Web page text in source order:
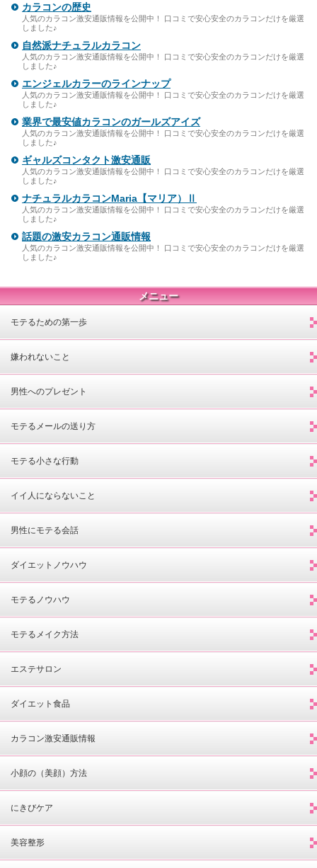
カラコンの歴史
人気のカラコン激安通販情報を公開中！ 口コミで安心安全のカラコンだけを厳選
しました♪
自然派ナチュラルカラコン
人気のカラコン激安通販情報を公開中！ 口コミで安心安全のカラコンだけを厳選
しました♪
エンジェルカラーのラインナップ
人気のカラコン激安通販情報を公開中！ 口コミで安心安全のカラコンだけを厳選
しました♪
業界で最安値カラコンのガールズアイズ
人気のカラコン激安通販情報を公開中！ 口コミで安心安全のカラコンだけを厳選
しました♪
ギャルズコンタクト激安通販
人気のカラコン激安通販情報を公開中！ 口コミで安心安全のカラコンだけを厳選
しました♪
ナチュラルカラコンMaria【マリア）Ⅱ
人気のカラコン激安通販情報を公開中！ 口コミで安心安全のカラコンだけを厳選
しました♪
話題の激安カラコン通販情報
人気のカラコン激安通販情報を公開中！ 口コミで安心安全のカラコンだけを厳選
しました♪
メニュー
モテるための第一歩
嫌われないこと
男性へのプレゼント
モテるメールの送り方
モテる小さな行動
イイ人にならないこと
男性にモテる会話
ダイエットノウハウ
モテるノウハウ
モテるメイク方法
エステサロン
ダイエット食品
カラコン激安通販情報
小顔の（美顔）方法
にきびケア
美容整形